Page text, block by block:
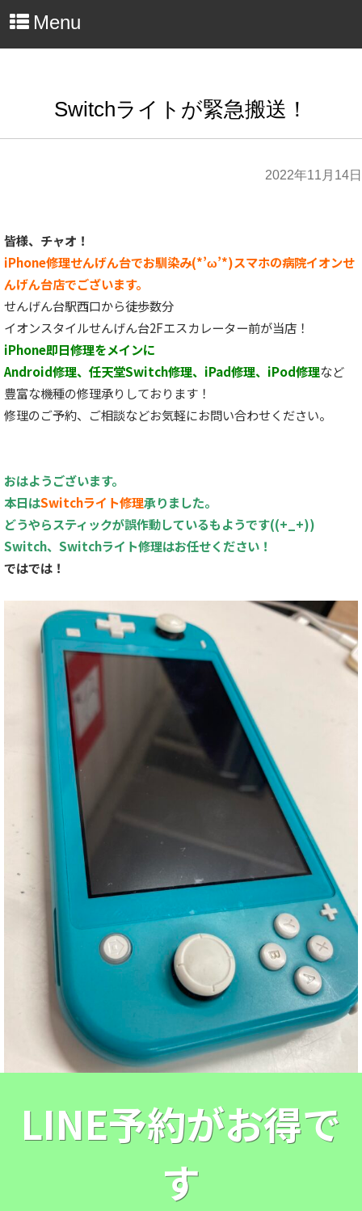
Menu
Switchライトが緊急搬送！
2022年11月14日
皆様、チャオ！
iPhone修理せんげん台でお馴染み(*’ω’*)スマホの病院イオンせ
んげん台店でございます。
せんげん台駅西口から徒歩数分
イオンスタイルせんげん台2Fエスカレーター前が当店！
iPhone即日修理をメインに
Android修理、任天堂Switch修理、iPad修理、iPod修理など
豊富な機種の修理承りしております！
修理のご予約、ご相談などお気軽にお問い合わせください。
おはようございます。
本日はSwitchライト修理承りました。
どうやらスティックが誤作動しているもようです((+_+))
Switch、Switchライト修理はお任せください！
ではでは！
LINE予約がお得で
す